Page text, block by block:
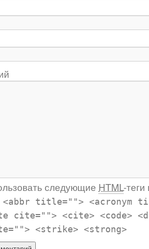
следующие HTML-
title=""> <acronym
cite=""> <cite> <code>
<strike> <strong>